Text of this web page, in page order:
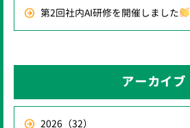
第2回社内AI研修を開催しました
アーカイブ
2026 （32）